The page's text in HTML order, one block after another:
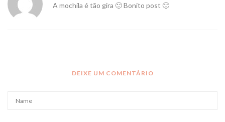
A mochila é tão gira 🙂 Bonito post 🙂
DEIXE UM COMENTÁRIO